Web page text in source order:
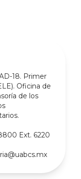
18. Primer
Oficina de
de los
Ext. 6220